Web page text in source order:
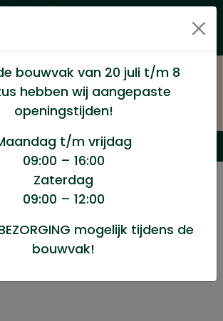
met een eerlijke prijs
en Sluitwerk/
25cm 2h
enk.wit 25cm 2h
bouwvak van 20 juli t/m 8
hebben wij aangepaste
openingstijden!
t/m vrijdag
09:00 – 16:00
Zaterdag
09:00 – 12:00
mogelijk tijdens de
bouwvak!